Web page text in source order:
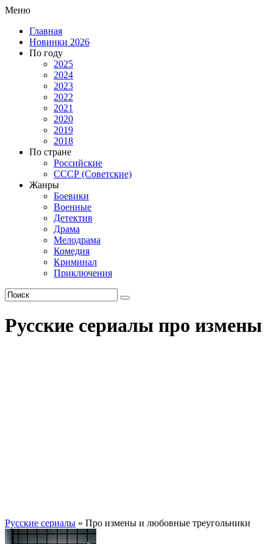
Меню
Главная
Новинки 2026
По году
2025
2024
2023
2022
2021
2020
2019
2018
По стране
Российские
СССР (Советские)
Жанры
Боевики
Военные
Детектив
Драма
Мелодрама
Комедия
Криминал
Приключения
Русские сериалы про измены
Русские сериалы » Про измены и любовные треугольники